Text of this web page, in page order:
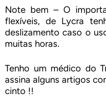
Note bem – O
flexíveis, de Lycra
deslizamento caso o
muitas horas.
Tenho um médico do
assina alguns artigos
cinto !!